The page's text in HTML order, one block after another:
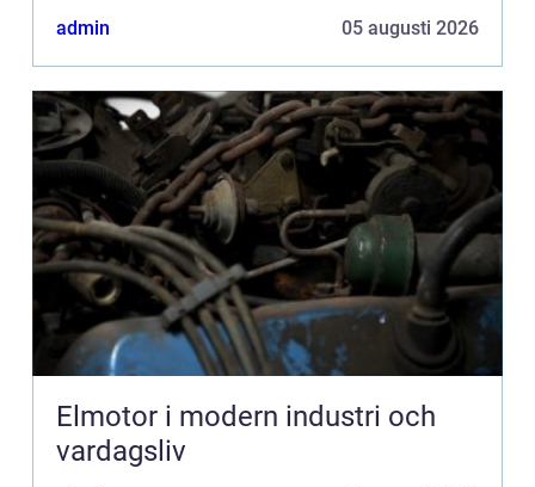
admin 05 augusti 2026
Elmotor i modern industri och
vardagsliv